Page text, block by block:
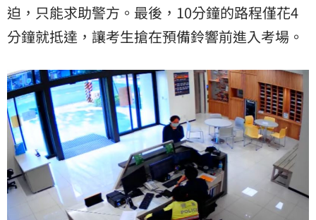
迫，只能求助警方。最後，10分鐘的路程僅花4
分鐘就抵達，讓考生搶在預備鈴響前進入考場。